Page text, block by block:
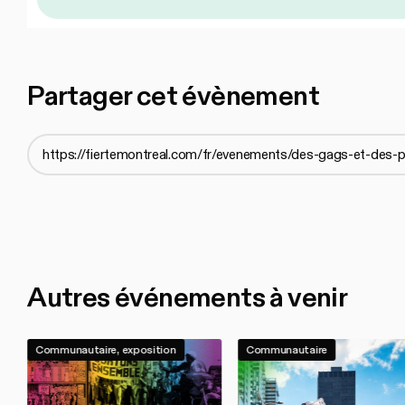
Partager cet évènement
Autres événements à venir
Communautaire, exposition Communautaire